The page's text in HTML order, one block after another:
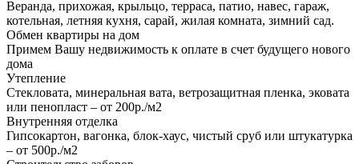
Веранда, прихожая, крыльцо, терраса, патио, навес, гараж,
котельная, летняя кухня, сарай, жилая комната, зимний сад.
Обмен квартиры на дом
Примем Вашу недвижимость к оплате в счет будущего нового
дома
Утепление
Стекловата, минеральная вата, ветрозащитная пленка, эковата
или пенопласт – от 200р./м2
Внутренняя отделка
Гипсокартон, вагонка, блок-хаус, чистый сруб или штукатурка
– от 500р./м2